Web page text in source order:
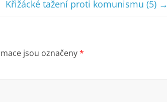
Křižácké tažení proti komunismu (5) →
jsou označeny*